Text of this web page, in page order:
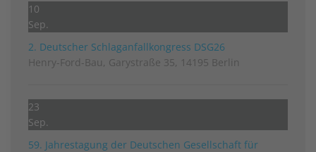
10
Sep.
2. Deutscher Schlag­anfall­kongress DSG26
Henry-Ford-Bau, Garystraße 35, 14195 Berlin
23
Sep.
59. Jahrestagung der Deutschen Gesellschaft für